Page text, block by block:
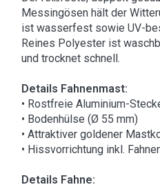
Messingösen hält der
ist wasserfest sowie UV-
Reines Polyester ist
und trocknet schnell.
Details Fahnenmast:
• Rostfreie Aluminium-
• Bodenhülse (Ø 55 mm)
• Attraktiver goldener
• Hissvorrichtung inkl.
Details Fahne: